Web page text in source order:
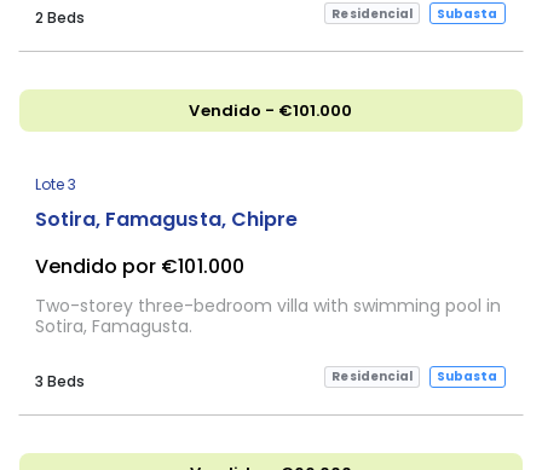
2 Beds Residencial Subasta
Vendido - €101.000
Lote 3
Sotira, Famagusta, Chipre
Vendido por €101.000
Two-storey three-bedroom villa with swimming pool in
Sotira, Famagusta.
3 Beds Residencial Subasta